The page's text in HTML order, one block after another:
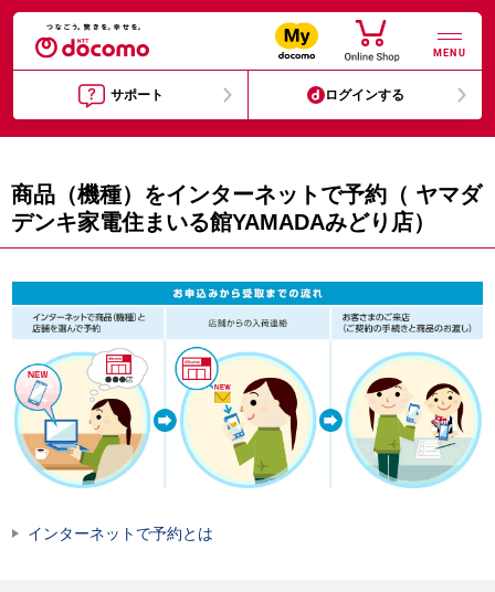
MENU
サポート ログインする
商品（機種）をインターネットで予約（ ヤマダ
デンキ家電住まいる館YAMADAみどり店）
インターネットで予約とは